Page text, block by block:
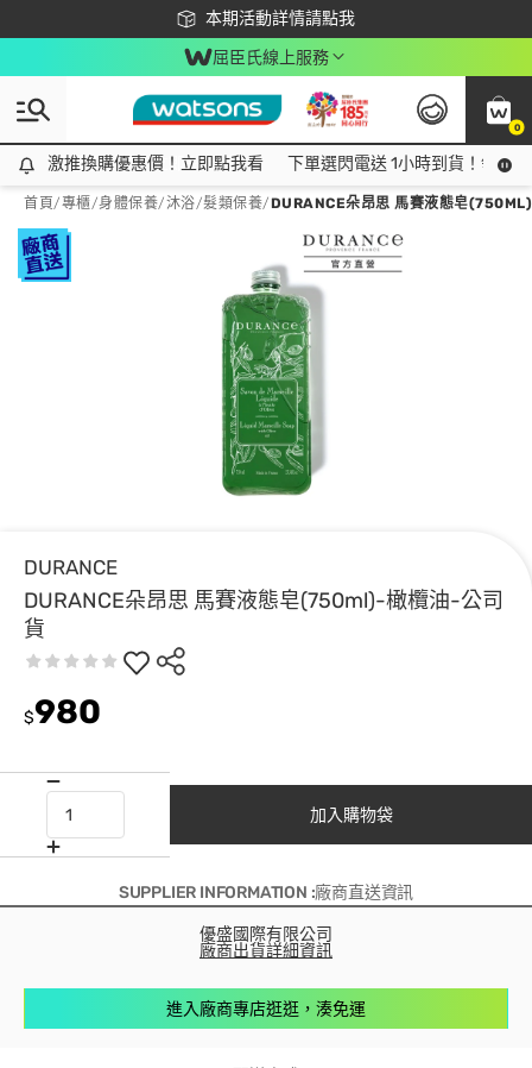
本期活動詳情請點我
下載app最高回饋$350
屈臣氏線上服務
0
激推換購優惠價！立即點我看
激推換購優惠價！立即點我看 下單選閃電送 1小時到貨！領神
首頁/專櫃/身體保養/沐浴/髮類保養/DURANCE朵昂思 馬賽液態皂
DURANCE
DURANCE朵昂思 馬賽液態皂(750ml)-橄欖油-公司
貨
$980
加入購物袋
SUPPLIER INFORMATION :廠商直送資訊
優盛國際有限公司
廠商出貨詳細資訊
進入廠商專店逛逛，湊免運